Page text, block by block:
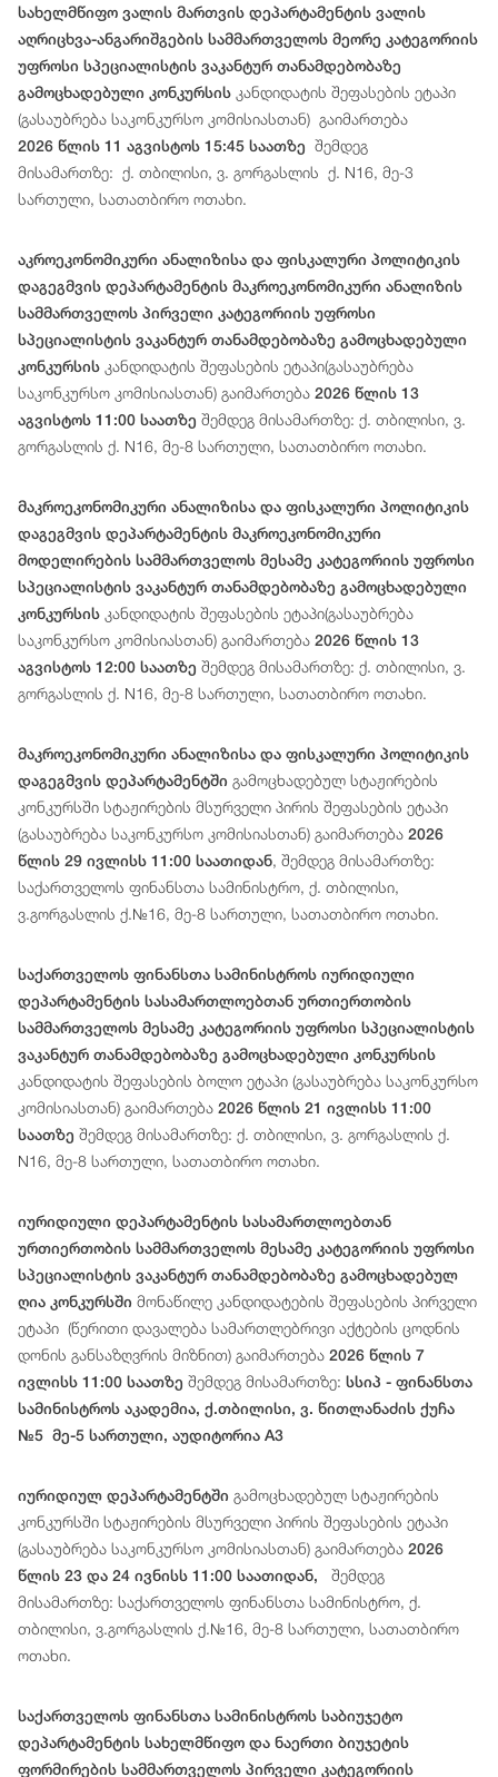
სახელმწიფო ვალის მართვის დეპარტამენტის ვალის
აღრიცხვა-ანგარიშგების სამმართველოს მეორე კატეგორიის
უფროსი სპეციალისტის ვაკანტურ თანამდებობაზე
გამოცხადებული კონკურსის კანდიდატის შეფასების ეტაპი
(გასაუბრება საკონკურსო კომისიასთან) გაიმართება
2026 წლის 11 აგვისტოს 15:45 საათზე შემდეგ
მისამართზე: ქ. თბილისი, ვ. გორგასლის ქ. N16, მე-3
სართული, სათათბირო ოთახი.
აკროეკონომიკური ანალიზისა და ფისკალური პოლიტიკის
დაგეგმვის დეპარტამენტის მაკროეკონომიკური ანალიზის
სამმართველოს პირველი კატეგორიის უფროსი
სპეციალისტის ვაკანტურ თანამდებობაზე გამოცხადებული
კონკურსის კანდიდატის შეფასების ეტაპი(გასაუბრება
საკონკურსო კომისიასთან) გაიმართება 2026 წლის 13
აგვისტოს 11:00 საათზე შემდეგ მისამართზე: ქ. თბილისი, ვ.
გორგასლის ქ. N16, მე-8 სართული, სათათბირო ოთახი.
მაკროეკონომიკური ანალიზისა და ფისკალური პოლიტიკის
დაგეგმვის დეპარტამენტის მაკროეკონომიკური
მოდელირების სამმართველოს მესამე კატეგორიის უფროსი
სპეციალისტის ვაკანტურ თანამდებობაზე გამოცხადებული
კონკურსის კანდიდატის შეფასების ეტაპი(გასაუბრება
საკონკურსო კომისიასთან) გაიმართება 2026 წლის 13
აგვისტოს 12:00 საათზე შემდეგ მისამართზე: ქ. თბილისი, ვ.
გორგასლის ქ. N16, მე-8 სართული, სათათბირო ოთახი.
მაკროეკონომიკური ანალიზისა და ფისკალური პოლიტიკის
დაგეგმვის დეპარტამენტში გამოცხადებულ სტაჟირების
კონკურსში სტაჟირების მსურველი პირის შეფასების ეტაპი
(გასაუბრება საკონკურსო კომისიასთან) გაიმართება 2026
წლის 29 ივლისს 11:00 საათიდან, შემდეგ მისამართზე:
საქართველოს ფინანსთა სამინისტრო, ქ. თბილისი,
ვ.გორგასლის ქ.№16, მე-8 სართული, სათათბირო ოთახი.
საქართველოს ფინანსთა სამინისტროს იურიდიული
დეპარტამენტის სასამართლოებთან ურთიერთობის
სამმართველოს მესამე კატეგორიის უფროსი სპეციალისტის
ვაკანტურ თანამდებობაზე გამოცხადებული კონკურსის
კანდიდატის შეფასების ბოლო ეტაპი (გასაუბრება საკონკურსო
კომისიასთან) გაიმართება 2026 წლის 21 ივლისს 11:00
საათზე შემდეგ მისამართზე: ქ. თბილისი, ვ. გორგასლის ქ.
N16, მე-8 სართული, სათათბირო ოთახი.
იურიდიული დეპარტამენტის სასამართლოებთან
ურთიერთობის სამმართველოს მესამე კატეგორიის უფროსი
სპეციალისტის ვაკანტურ თანამდებობაზე გამოცხადებულ
ღია კონკურსში მონაწილე კანდიდატების შეფასების პირველი
ეტაპი (წერითი დავალება სამართლებრივი აქტების ცოდნის
დონის განსაზღვრის მიზნით) გაიმართება 2026 წლის 7
ივლისს 11:00 საათზე შემდეგ მისამართზე: სსიპ - ფინანსთა
სამინისტროს აკადემია, ქ.თბილისი, ვ. წითლანაძის ქუჩა
№5 მე-5 სართული, აუდიტორია A3
იურიდიულ დეპარტამენტში გამოცხადებულ სტაჟირების
კონკურსში სტაჟირების მსურველი პირის შეფასების ეტაპი
(გასაუბრება საკონკურსო კომისიასთან) გაიმართება 2026
წლის 23 და 24 ივნისს 11:00 საათიდან,
შემდეგ
მისამართზე: საქართველოს ფინანსთა სამინისტრო, ქ.
თბილისი, ვ.გორგასლის ქ.№16, მე-8 სართული, სათათბირო
ოთახი.
საქართველოს ფინანსთა სამინისტროს საბიუჯეტო
დეპარტამენტის სახელმწიფო და ნაერთი ბიუჯეტის
ფორმირების სამმართველოს პირველი კატეგორიის